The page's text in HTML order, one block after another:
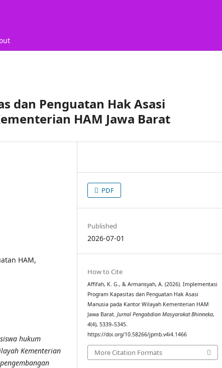
dan Penguatan Hak Asasi
HAM Jawa Barat
HAM,
hukum
Kementerian
PDF
Published
2026-07-01
How to Cite
Affifah, K. G., & Armansyah, A. (2026). Implementasi
Program Kapasitas dan Penguatan Hak Asasi
Manusia pada Kantor Wilayah Kementerian HAM
Jawa Barat.Jurnal Pengabdian Masyarakat Bhinneka,
4(4), 5339–5345.
https://doi.org/10.58266/jpmb.v4i4.1466
More Citation Formats